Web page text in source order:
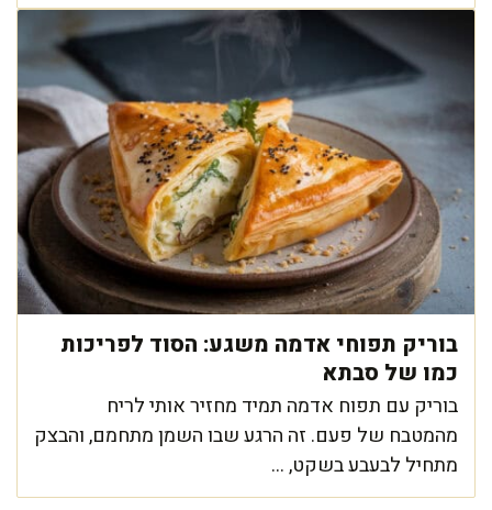
בוריק תפוחי אדמה משגע: הסוד לפריכות
כמו של סבתא
בוריק עם תפוח אדמה תמיד מחזיר אותי לריח
מהמטבח של פעם. זה הרגע שבו השמן מתחמם, והבצק
מתחיל לבעבע בשקט, ...